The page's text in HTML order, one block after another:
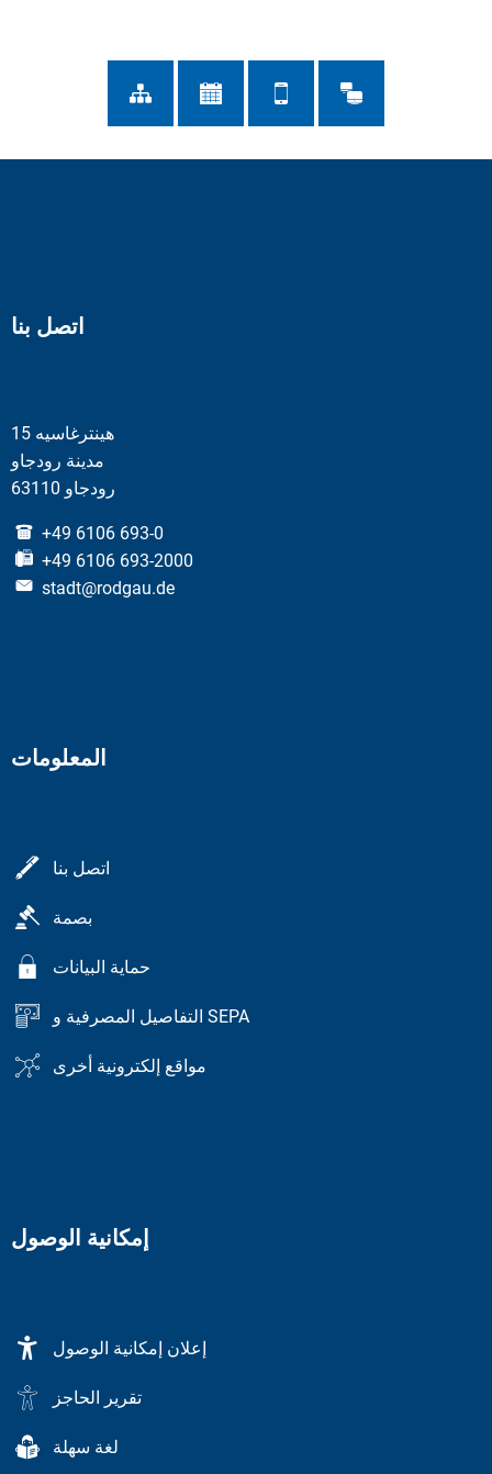
اتصل بنا
هينترغاسيه 15
مدينة رودجاو
63110 رودجاو
+49 6106 693-0
+49 6106 693-2000
stadt@rodgau.de
المعلومات
اتصل بنا
بصمة
حماية البيانات
التفاصيل المصرفية و SEPA
مواقع إلكترونية أخرى
إمكانية الوصول
إعلان إمكانية الوصول
تقرير الحاجز
لغة سهلة